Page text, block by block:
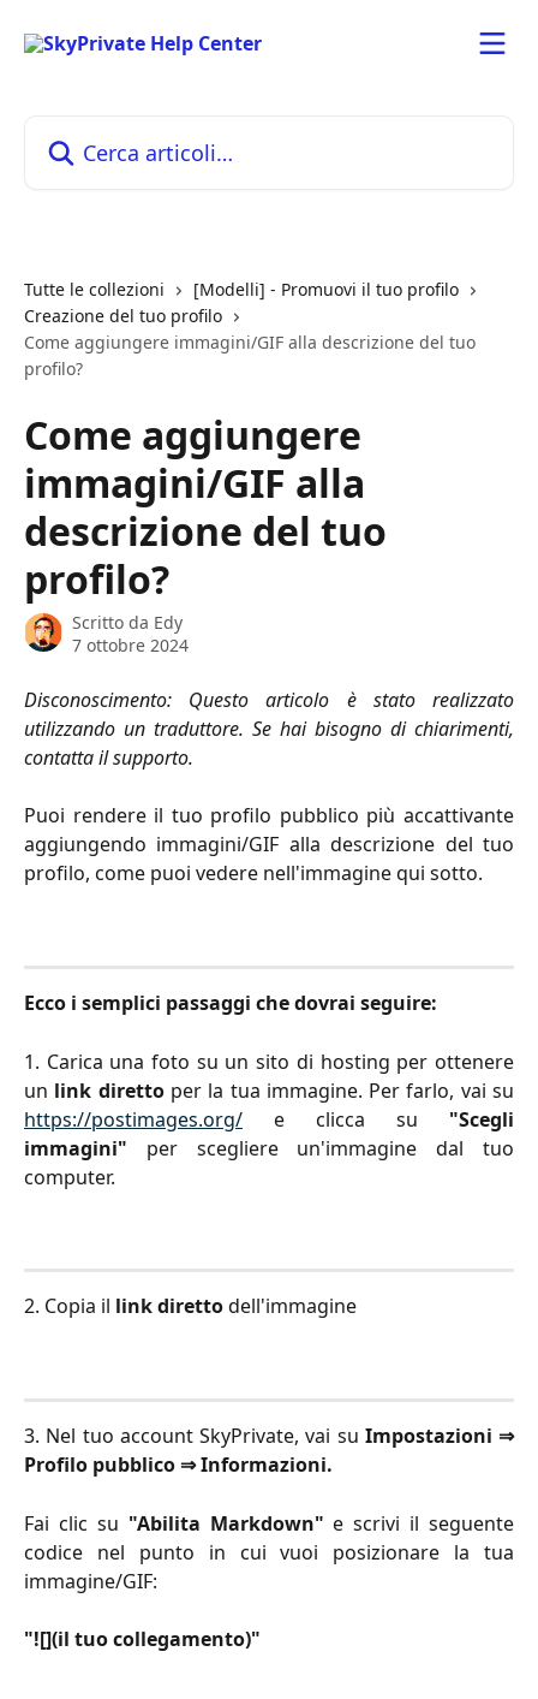
Tutte le collezioni
[Modelli] - Promuovi il tuo profilo
Creazione del tuo profilo
Come aggiungere immagini/GIF alla descrizione del tuo
profilo?
Come aggiungere
immagini/GIF alla
descrizione del tuo
profilo?
Scritto da Edy
7 ottobre 2024
Disconoscimento: Questo articolo è stato realizzato
utilizzando un traduttore. Se hai bisogno di chiarimenti,
contatta il supporto.
Puoi rendere il tuo profilo pubblico più accattivante
aggiungendo immagini/GIF alla descrizione del tuo
profilo, come puoi vedere nell'immagine qui sotto.
Ecco i semplici passaggi che dovrai seguire:
1. Carica una foto su un sito di hosting per ottenere
un link direttoper la tua immagine. Per farlo, vai su
https://postimages.org/
e clicca su "Scegli
immagini" per scegliere un'immagine dal tuo
computer.
2. Copia il link direttodell'immagine
3. Nel tuo account SkyPrivate, vai su Impostazioni ⇒
Profilo pubblico ⇒ Informazioni.
Fai clic su "Abilita Markdown" e scrivi il seguente
codice nel punto in cui vuoi posizionare la tua
immagine/GIF:
"![](il tuo collegamento)"